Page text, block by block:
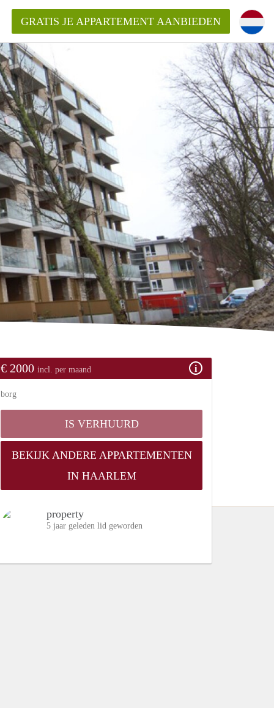
in Haarlem?
GRATIS JE APPARTEMENT AANBIEDEN
€ 2000 incl. per maand
borg
IS VERHUURD
BEKIJK ANDERE APPARTEMENTEN
IN HAARLEM
property
5 jaar geleden lid geworden